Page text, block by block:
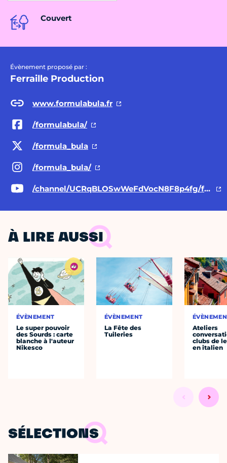
Couvert
Évènement proposé par :
Ferraille Production
www.formulabula.fr
/formulabula/
/formula_bula
/formula_bula/
/channel/UCRqBLOSwWeFdVocN8F8p4fg/featured
À LIRE AUSSI
ÉVÈNEMENT
Le super pouvoir
des Sourds : carte
blanche à l'auteur
Nikesco
ÉVÈNEMENT
La Fête des
Tuileries
Ateliers
clubs de
en italien
SÉLECTIONS